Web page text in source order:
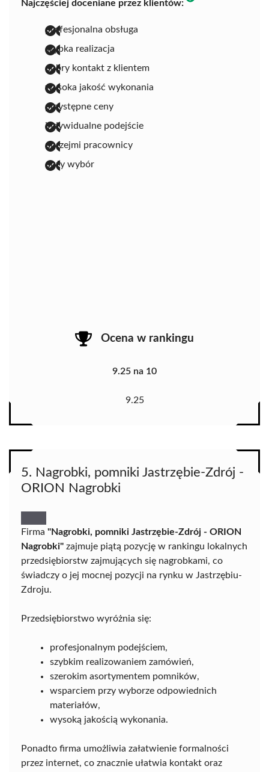
Najczęściej doceniane przez klientów:
profesjonalna obsługa
szybka realizacja
dobry kontakt z klientem
wysoka jakość wykonania
przystępne ceny
indywidualne podejście
uprzejmi pracownicy
duży wybór
Ocena w rankingu
9.25 na 10
9.25
5. Nagrobki, pomniki Jastrzębie-Zdrój -
ORION Nagrobki
Firma "Nagrobki, pomniki Jastrzębie-Zdrój - ORION
Nagrobki" zajmuje piątą pozycję w rankingu lokalnych
przedsiębiorstw zajmujących się nagrobkami, co
świadczy o jej mocnej pozycji na rynku w Jastrzębiu-
Zdroju.
Przedsiębiorstwo wyróżnia się:
profesjonalnym podejściem,
szybkim realizowaniem zamówień,
szerokim asortymentem pomników,
wsparciem przy wyborze odpowiednich
materiałów,
wysoką jakością wykonania.
Ponadto firma umożliwia załatwienie formalności
przez internet, co znacznie ułatwia kontakt oraz